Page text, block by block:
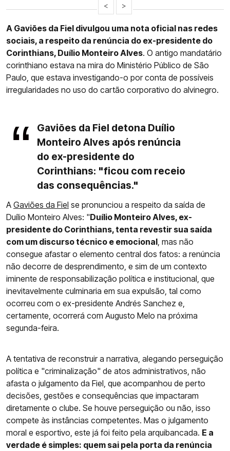
< >
A Gaviões da Fiel divulgou uma nota oficial nas redes
sociais, a respeito da renúncia do ex-presidente do
Corinthians, Duílio Monteiro Alves. O antigo mandatário
corinthiano estava na mira do Ministério Público de São
Paulo, que estava investigando-o por conta de possíveis
irregularidades no uso do cartão corporativo do alvinegro.
Gaviões da Fiel detona Duílio
Monteiro Alves após renúncia
do ex-presidente do
Corinthians: "ficou com receio
das consequências."
A Gaviões da Fiel se pronunciou a respeito da saída de
Duílio Monteiro Alves: "Duílio Monteiro Alves, ex-
presidente do Corinthians, tenta revestir sua saída
com um discurso técnico e emocional, mas não
consegue afastar o elemento central dos fatos: a renúncia
não decorre de desprendimento, e sim de um contexto
iminente de responsabilização política e institucional, que
inevitavelmente culminaria em sua expulsão, tal como
ocorreu com o ex-presidente Andrés Sanchez e,
certamente, ocorrerá com Augusto Melo na próxima
segunda-feira.
A tentativa de reconstruir a narrativa, alegando perseguição
política e "criminalização" de atos administrativos, não
afasta o julgamento da Fiel, que acompanhou de perto
decisões, gestões e consequências que impactaram
diretamente o clube. Se houve perseguição ou não, isso
compete às instâncias competentes. Mas o julgamento
moral e esportivo, este já foi feito pela arquibancada. E a
verdade é simples: quem sai pela porta da renúncia